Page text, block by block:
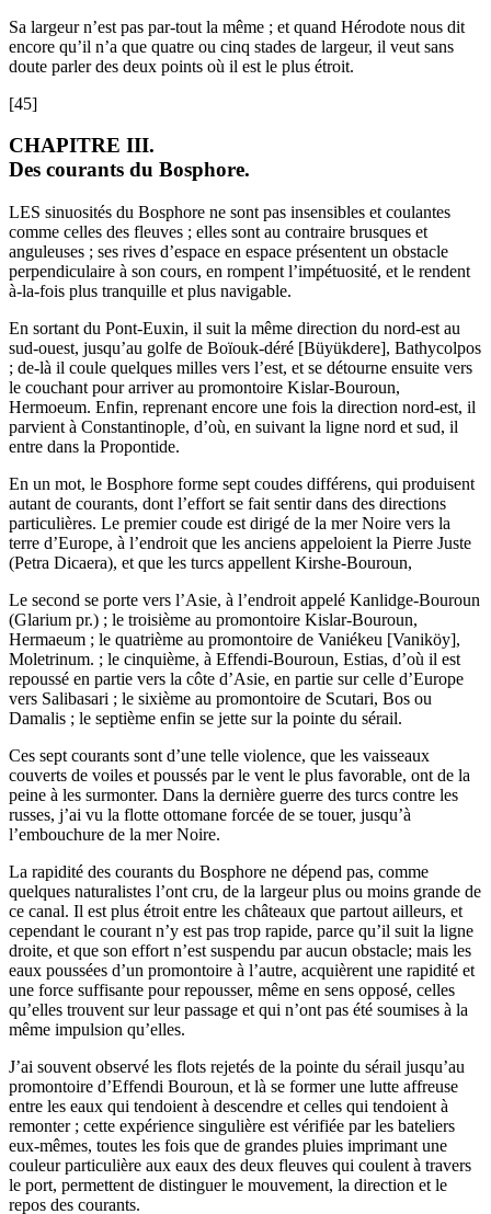
Sa largeur n’est pas par-tout la même ; et quand Hérodote nous dit
encore qu’il n’a que quatre ou cinq stades de largeur, il veut sans
doute parler des deux points où il est le plus étroit.
[45]
CHAPITRE III.
Des courants du Bosphore.
LES sinuosités du Bosphore ne sont pas insensibles et coulantes
comme celles des fleuves ; elles sont au contraire brusques et
anguleuses ; ses rives d’espace en espace présentent un obstacle
perpendiculaire à son cours, en rompent l’impétuosité, et le rendent
à-la-fois plus tranquille et plus navigable.
En sortant du Pont-Euxin, il suit la même direction du nord-est au
sud-ouest, jusqu’au golfe de Boïouk-déré [Büyükdere], Bathycolpos
; de-là il coule quelques milles vers l’est, et se détourne ensuite vers
le couchant pour arriver au promontoire Kislar-Bouroun,
Hermoeum. Enfin, reprenant encore une fois la direction nord-est, il
parvient à Constantinople, d’où, en suivant la ligne nord et sud, il
entre dans la Propontide.
En un mot, le Bosphore forme sept coudes différens, qui produisent
autant de courants, dont l’effort se fait sentir dans des directions
particulières. Le premier coude est dirigé de la mer Noire vers la
terre d’Europe, à l’endroit que les anciens appeloient la Pierre Juste
(Petra Dicaera), et que les turcs appellent Kirshe-Bouroun,
Le second se porte vers l’Asie, à l’endroit appelé Kanlidge-Bouroun
(Glarium pr.) ; le troisième au promontoire Kislar-Bouroun,
Hermaeum ; le quatrième au promontoire de Vaniékeu [Vaniköy],
Moletrinum. ; le cinquième, à Effendi-Bouroun, Estias, d’où il est
repoussé en partie vers la côte d’Asie, en partie sur celle d’Europe
vers Salibasari ; le sixième au promontoire de Scutari, Bos ou
Damalis ; le septième enfin se jette sur la pointe du sérail.
Ces sept courants sont d’une telle violence, que les vaisseaux
couverts de voiles et poussés par le vent le plus favorable, ont de la
peine à les surmonter. Dans la dernière guerre des turcs contre les
russes, j’ai vu la flotte ottomane forcée de se touer, jusqu’à
l’embouchure de la mer Noire.
La rapidité des courants du Bosphore ne dépend pas, comme
quelques naturalistes l’ont cru, de la largeur plus ou moins grande de
ce canal. Il est plus étroit entre les châteaux que partout ailleurs, et
cependant le courant n’y est pas trop rapide, parce qu’il suit la ligne
droite, et que son effort n’est suspendu par aucun obstacle; mais les
eaux poussées d’un promontoire à l’autre, acquièrent une rapidité et
une force suffisante pour repousser, même en sens opposé, celles
qu’elles trouvent sur leur passage et qui n’ont pas été soumises à la
même impulsion qu’elles.
J’ai souvent observé les flots rejetés de la pointe du sérail jusqu’au
promontoire d’Effendi Bouroun, et là se former une lutte affreuse
entre les eaux qui tendoient à descendre et celles qui tendoient à
remonter ; cette expérience singulière est vérifiée par les bateliers
eux-mêmes, toutes les fois que de grandes pluies imprimant une
couleur particulière aux eaux des deux fleuves qui coulent à travers
le port, permettent de distinguer le mouvement, la direction et le
repos des courants.